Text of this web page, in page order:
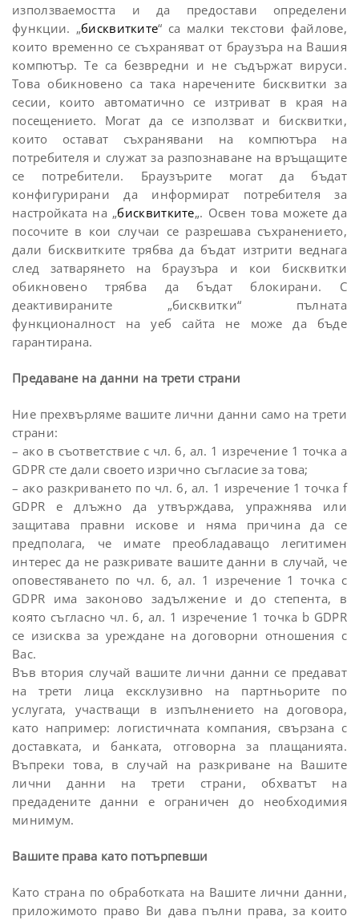
използваемостта и да предостави определени
функции. „бисквитките“ са малки текстови файлове,
които временно се съхраняват от браузъра на Вашия
компютър. Те са безвредни и не съдържат вируси.
Това обикновено са така наречените бисквитки за
сесии, които автоматично се изтриват в края на
посещението. Могат да се използват и бисквитки,
които остават съхранявани на компютъра на
потребителя и служат за разпознаване на връщащите
се потребители. Браузърите могат да бъдат
конфигурирани да информират потребителя за
настройката на „бисквитките„. Освен това можете да
посочите в кои случаи се разрешава съхранението,
дали бисквитките трябва да бъдат изтрити веднага
след затварянето на браузъра и кои бисквитки
обикновено трябва да бъдат блокирани. С
деактивираните „бисквитки“ пълната
функционалност на уеб сайта не може да бъде
гарантирана.
Предаване на данни на трети страни
Ние прехвърляме вашите лични данни само на трети
страни:
– ако в съответствие с чл. 6, ал. 1 изречение 1 точка a
GDPR сте дали своето изрично съгласие за това;
– ако разкриването по чл. 6, ал. 1 изречение 1 точка f
GDPR е длъжно да утвърждава, упражнява или
защитава правни искове и няма причина да се
предполага, че имате преобладаващо легитимен
интерес да не разкривате вашите данни в случай, че
оповестяването по чл. 6, ал. 1 изречение 1 точка c
GDPR има законово задължение и до степента, в
която съгласно чл. 6, ал. 1 изречение 1 точка b GDPR
се изисква за уреждане на договорни отношения с
Вас.
Във втория случай вашите лични данни се предават
на трети лица ексклузивно на партньорите по
услугата, участващи в изпълнението на договора,
като например: логистичната компания, свързана с
доставката, и банката, отговорна за плащанията.
Въпреки това, в случай на разкриване на Вашите
лични данни на трети страни, обхватът на
предадените данни е ограничен до необходимия
минимум.
Вашите права като потърпевши
Като страна по обработката на Вашите лични данни,
приложимото право Ви дава пълни права, за които